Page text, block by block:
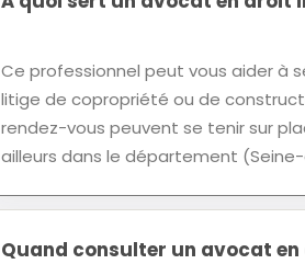
Ce professionnel peut vous aider à
litige de copropriété ou de
rendez-vous peuvent se tenir sur
ailleurs dans le département
Quand consulter un avocat